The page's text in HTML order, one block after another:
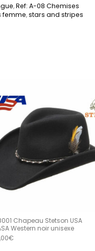
,Ref: A-08 Chemises
femme,stars and stripes
Chapeau Stetson USA
Western noir unisexe
€